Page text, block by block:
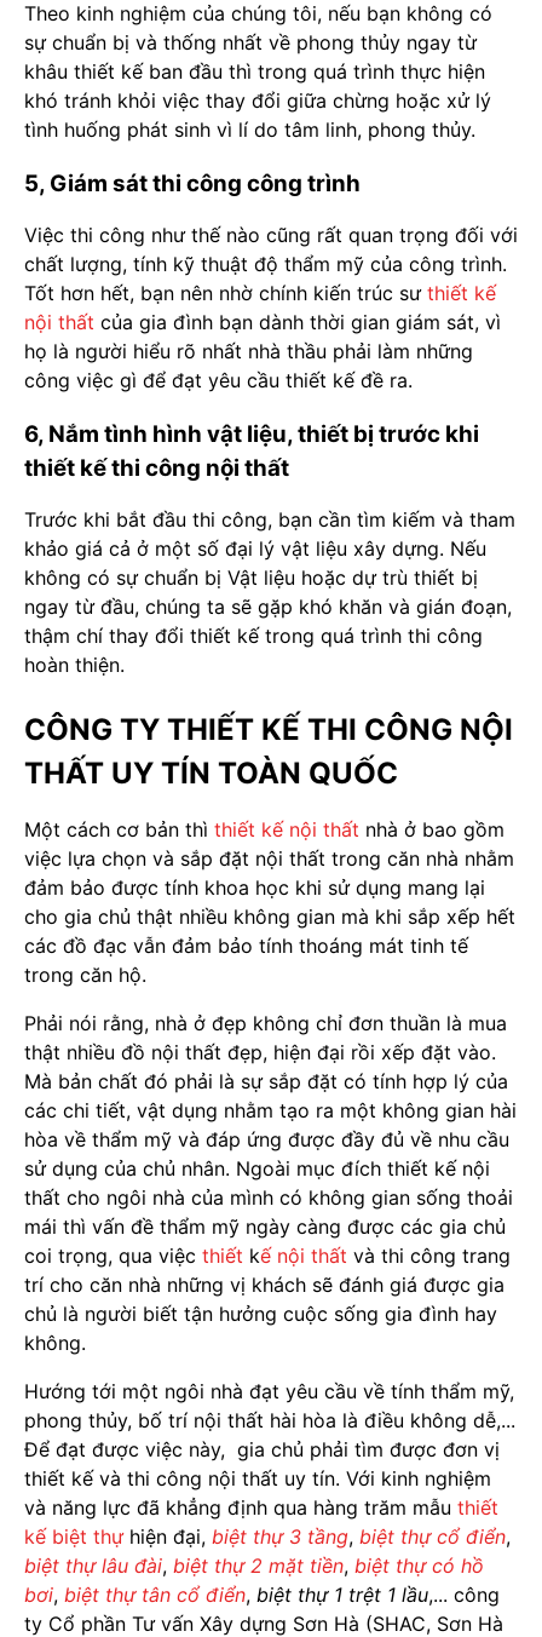
Theo kinh nghiệm của chúng tôi, nếu bạn không có
sự chuẩn bị và thống nhất về phong thủy ngay từ
khâu thiết kế ban đầu thì trong quá trình thực hiện
khó tránh khỏi việc thay đổi giữa chừng hoặc xử lý
tình huống phát sinh vì lí do tâm linh, phong thủy.
5, Giám sát thi công công trình
Việc thi công như thế nào cũng rất quan trọng đối với
chất lượng, tính kỹ thuật độ thẩm mỹ của công trình.
Tốt hơn hết, bạn nên nhờ chính kiến trúc sư thiết kế
nội thất của gia đình bạn dành thời gian giám sát, vì
họ là người hiểu rõ nhất nhà thầu phải làm những
công việc gì để đạt yêu cầu thiết kế đề ra.
6, Nắm tình hình vật liệu, thiết bị trước khi
thiết kế thi công nội thất
Trước khi bắt đầu thi công, bạn cần tìm kiếm và tham
khảo giá cả ở một số đại lý vật liệu xây dựng. Nếu
không có sự chuẩn bị Vật liệu hoặc dự trù thiết bị
ngay từ đầu, chúng ta sẽ gặp khó khăn và gián đoạn,
thậm chí thay đổi thiết kế trong quá trình thi công
hoàn thiện.
CÔNG TY THIẾT KẾ THI CÔNG NỘI
THẤT UY TÍN TOÀN QUỐC
Một cách cơ bản thì thiết kế nội thất nhà ở bao gồm
việc lựa chọn và sắp đặt nội thất trong căn nhà nhằm
đảm bảo được tính khoa học khi sử dụng mang lại
cho gia chủ thật nhiều không gian mà khi sắp xếp hết
các đồ đạc vẫn đảm bảo tính thoáng mát tinh tế
trong căn hộ.
Phải nói rằng, nhà ở đẹp không chỉ đơn thuần là mua
thật nhiều đồ nội thất đẹp, hiện đại rồi xếp đặt vào.
Mà bản chất đó phải là sự sắp đặt có tính hợp lý của
các chi tiết, vật dụng nhằm tạo ra một không gian hài
hòa về thẩm mỹ và đáp ứng được đầy đủ về nhu cầu
sử dụng của chủ nhân. Ngoài mục đích thiết kế nội
thất cho ngôi nhà của mình có không gian sống thoải
mái thì vấn đề thẩm mỹ ngày càng được các gia chủ
coi trọng, qua việc thiết kế nội thất và thi công trang
trí cho căn nhà những vị khách sẽ đánh giá được gia
chủ là người biết tận hưởng cuộc sống gia đình hay
không.
Hướng tới một ngôi nhà đạt yêu cầu về tính thẩm mỹ,
phong thủy, bố trí nội thất hài hòa là điều không dễ,...
Để đạt được việc này, gia chủ phải tìm được đơn vị
thiết kế và thi công nội thất uy tín. Với kinh nghiệm
và năng lực đã khẳng định qua hàng trăm mẫu thiết
kế biệt thựhiện đại, biệt thự 3 tầng, biệt thự cổ điển,
biệt thự lâu đài, biệt thự 2 mặt tiền, biệt thự có hồ
bơi, biệt thự tân cổ điển, biệt thự 1 trệt 1 lầu,... công
ty Cổ phần Tư vấn Xây dựng Sơn Hà (SHAC, Sơn Hà